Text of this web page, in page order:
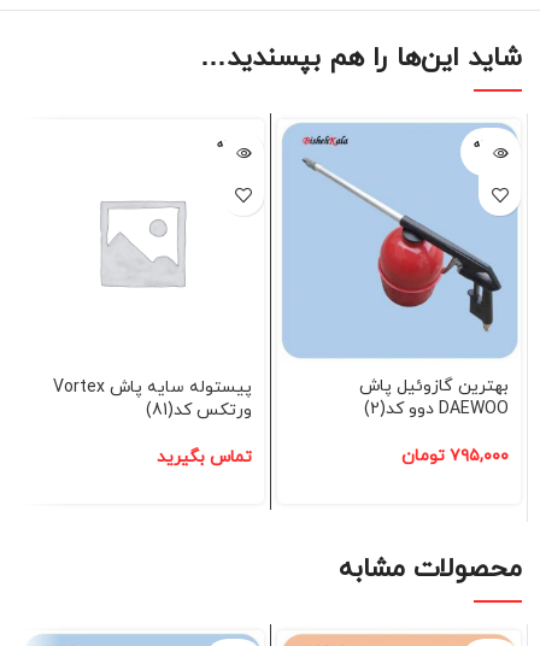
شاید این‌ها را هم بپسندید…
فروخته
شده
بهترین گازوئیل پاش
DAEWOO دوو کد(2)
۷۹۵,۰۰۰ تومان
فروخته
شده
پیستوله سایه پاش Vortex
ورتکس کد(81)
تماس بگیرید
محصولات مشابه